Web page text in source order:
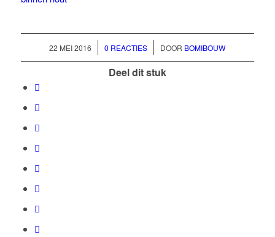
22 MEI 2016
/ 0 REACTIES
/ DOOR BOMIBOUW
Deel dit stuk